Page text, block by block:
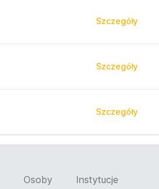
Szczegóły
Szczegóły
Szczegóły
Osoby Instytucje